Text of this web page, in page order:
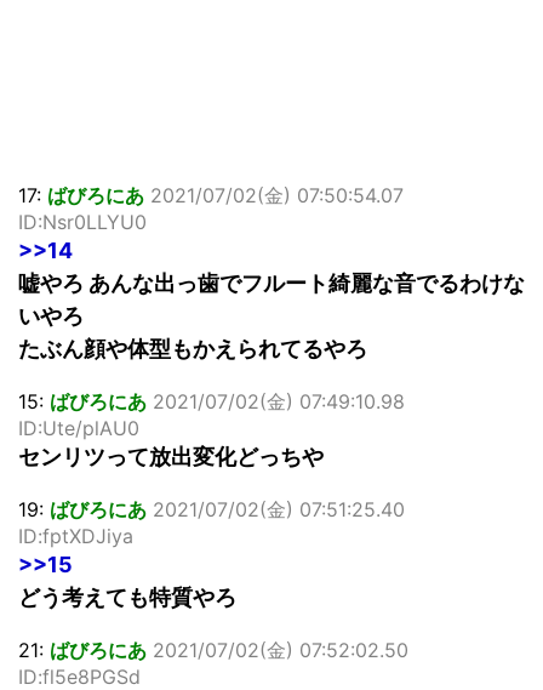
17: ばびろにあ 2021/07/02(金) 07:50:54.07
ID:Nsr0LLYU0
>>14
嘘やろ あんな出っ歯でフルート綺麗な音でるわけな
いやろ
たぶん顔や体型もかえられてるやろ
15: ばびろにあ 2021/07/02(金) 07:49:10.98
ID:Ute/plAU0
センリツって放出変化どっちや
19: ばびろにあ 2021/07/02(金) 07:51:25.40
ID:fptXDJiya
>>15
どう考えても特質やろ
21: ばびろにあ 2021/07/02(金) 07:52:02.50
ID:fl5e8PGSd